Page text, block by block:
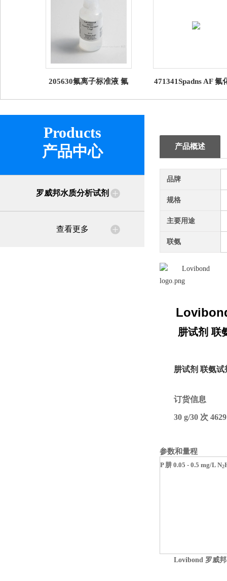
205630氟离子标准液 氟
471341Spadns AF 氟
Lovibond
Products
产品中心
罗威邦水质分析试剂
查看更多
产品概述
品牌
规格
主要用途
联氨
Lovib
肼试剂 联
肼试剂 联氨
订货信息
30 g/30 次
参数和量程
P 肼 0.05 - 0.5 mg/L N2
Lovibond 罗威